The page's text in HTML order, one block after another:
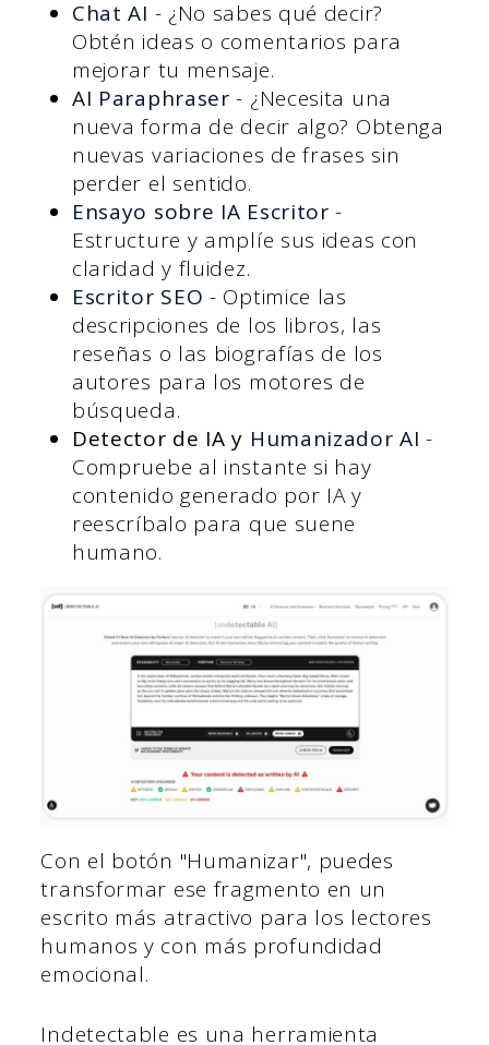
Chat AI - ¿No sabes qué decir?
Obtén ideas o comentarios para
mejorar tu mensaje.
AI Paraphraser - ¿Necesita una
nueva forma de decir algo? Obtenga
nuevas variaciones de frases sin
perder el sentido.
Ensayo sobre IA Escritor -
Estructure y amplíe sus ideas con
claridad y fluidez.
Escritor SEO - Optimice las
descripciones de los libros, las
reseñas o las biografías de los
autores para los motores de
búsqueda.
Detector de IA y Humanizador AI -
Compruebe al instante si hay
contenido generado por IA y
reescríbalo para que suene
humano.
Con el botón "Humanizar", puedes
transformar ese fragmento en un
escrito más atractivo para los lectores
humanos y con más profundidad
emocional.
Indetectable es una herramienta